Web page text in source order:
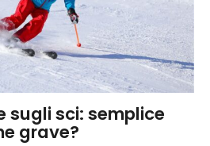
sugli sci: semplice
grave?